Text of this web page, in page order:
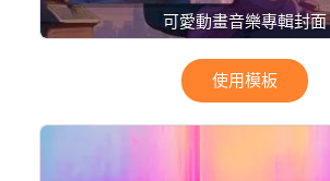
可愛動畫音樂專輯封面
使用模板